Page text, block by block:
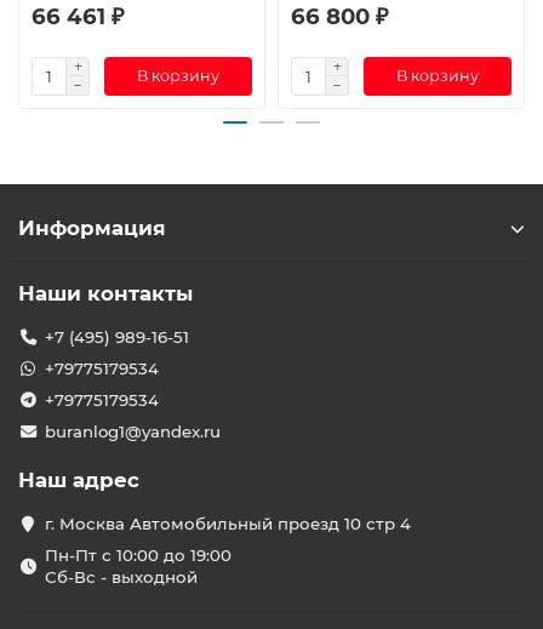
66 461 ₽
В корзину
66 800 ₽
В корзину
Информация
Наши контакты
+7 (495) 989-16-51
+79775179534
+79775179534
buranlog1@yandex.ru
Наш адрес
г. Москва Автомобильный проезд 10 стр 4
Пн-Пт с 10:00 до 19:00
Сб-Вс - выходной